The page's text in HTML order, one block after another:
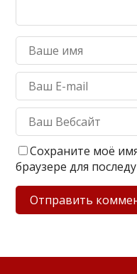
Сохраните моё
браузере для